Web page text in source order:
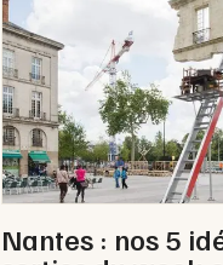
Nantes : nos 5